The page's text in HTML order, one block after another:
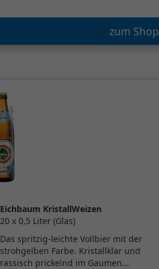
zum Shop
Eichbaum KristallWeizen
20 x 0,5 Liter (Glas)
Das spritzig-leichte Vollbier mit der
strohgelben Farbe. Kristallklar und
rassisch prickelnd im Gaumen...